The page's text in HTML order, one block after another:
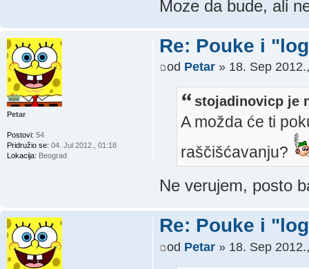
Moze da bude, ali
Re: Pouke i
od Petar» 18. Sep
stojadinovicp je
A možda će ti
raščišćavanju?
Ne verujem, posto
Petar
Postovi: 54
Pridružio se: 04. Jul 2012., 01:18
Lokacija: Beograd
Re: Pouke i
od Petar» 18. Sep